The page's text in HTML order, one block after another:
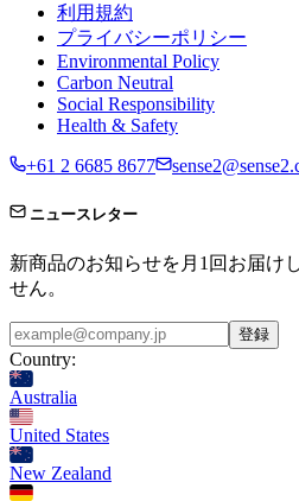
利用規約
プライバシーポリシー
Environmental Policy
Carbon Neutral
Social Responsibility
Health & Safety
+61 2 6685 8677
ニュースレター
新商品のお知らせを月1回お届け
せん。
登録
Country:
Australia
United States
New Zealand